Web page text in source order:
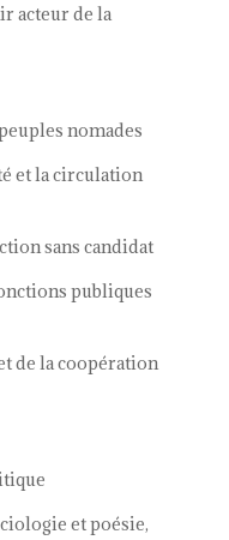
acteur de la
nomades
et la circulation
sans candidat
publiques
de la coopération
et poésie,